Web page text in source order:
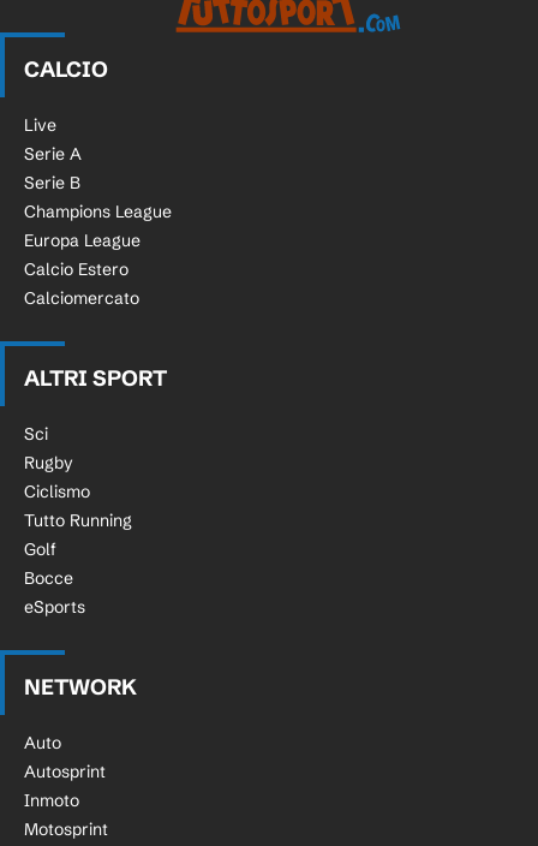
CALCIO
Live
Serie A
Serie B
Champions League
Europa League
Calcio Estero
Calciomercato
ALTRI SPORT
Sci
Rugby
Ciclismo
Tutto Running
Golf
Bocce
eSports
NETWORK
Auto
Autosprint
Inmoto
Motosprint